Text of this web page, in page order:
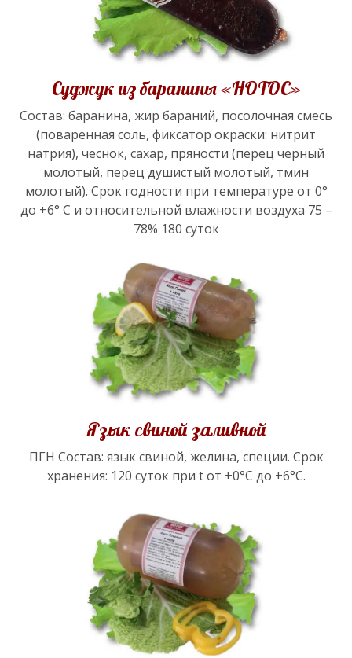
Суджук из баранины «НОТОС»
Состав: баранина, жир бараний, посолочная смесь
(поваренная соль, фиксатор окраски: нитрит
натрия), чеснок, сахар, пряности (перец черный
молотый, перец душистый молотый, тмин
молотый). Срок годности при температуре от 0°
до +6° С и относительной влажности воздуха 75 –
78% 180 суток
Язык свиной заливной
ПГН Состав: язык свиной, желина, специи. Срок
хранения: 120 суток при t от +0°С до +6°С.